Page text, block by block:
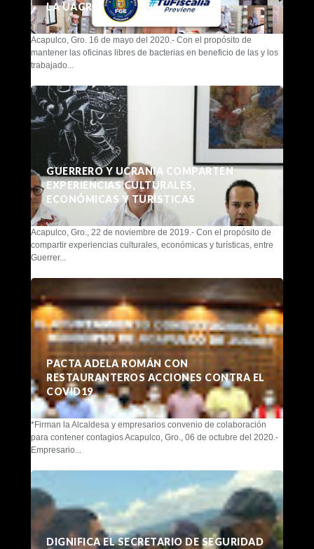
LA UAGRO
Acapulco, Gro. 16 de mayo del 2020.- Con el propósito de
mantener las oficinas libres de bacterias en beneficio de las y los
trabajado...
GUERRERO Y UCRANIA COMPARTEN
EXPERIENCIAS CULTURALES,
ECONÓMICAS Y TURÍSTICAS
Acapulco, Gro., 22 de noviembre de 2019.- Con el propósito de
compartir experiencias culturales, económicas y turísticas, entre
Guerrer...
PACTA ADELA ROMÁN CON
RESTAURANTEROS ACCIONES CONTRA EL
COVID19
*Firman la Alcaldesa y empresarios convenio de colaboración
para contener contagios Acapulco, Gro., 06 de octubre del 2020.-
Empresario...
DIGNIFICA EL SECRETARIO DE SEGURIDAD